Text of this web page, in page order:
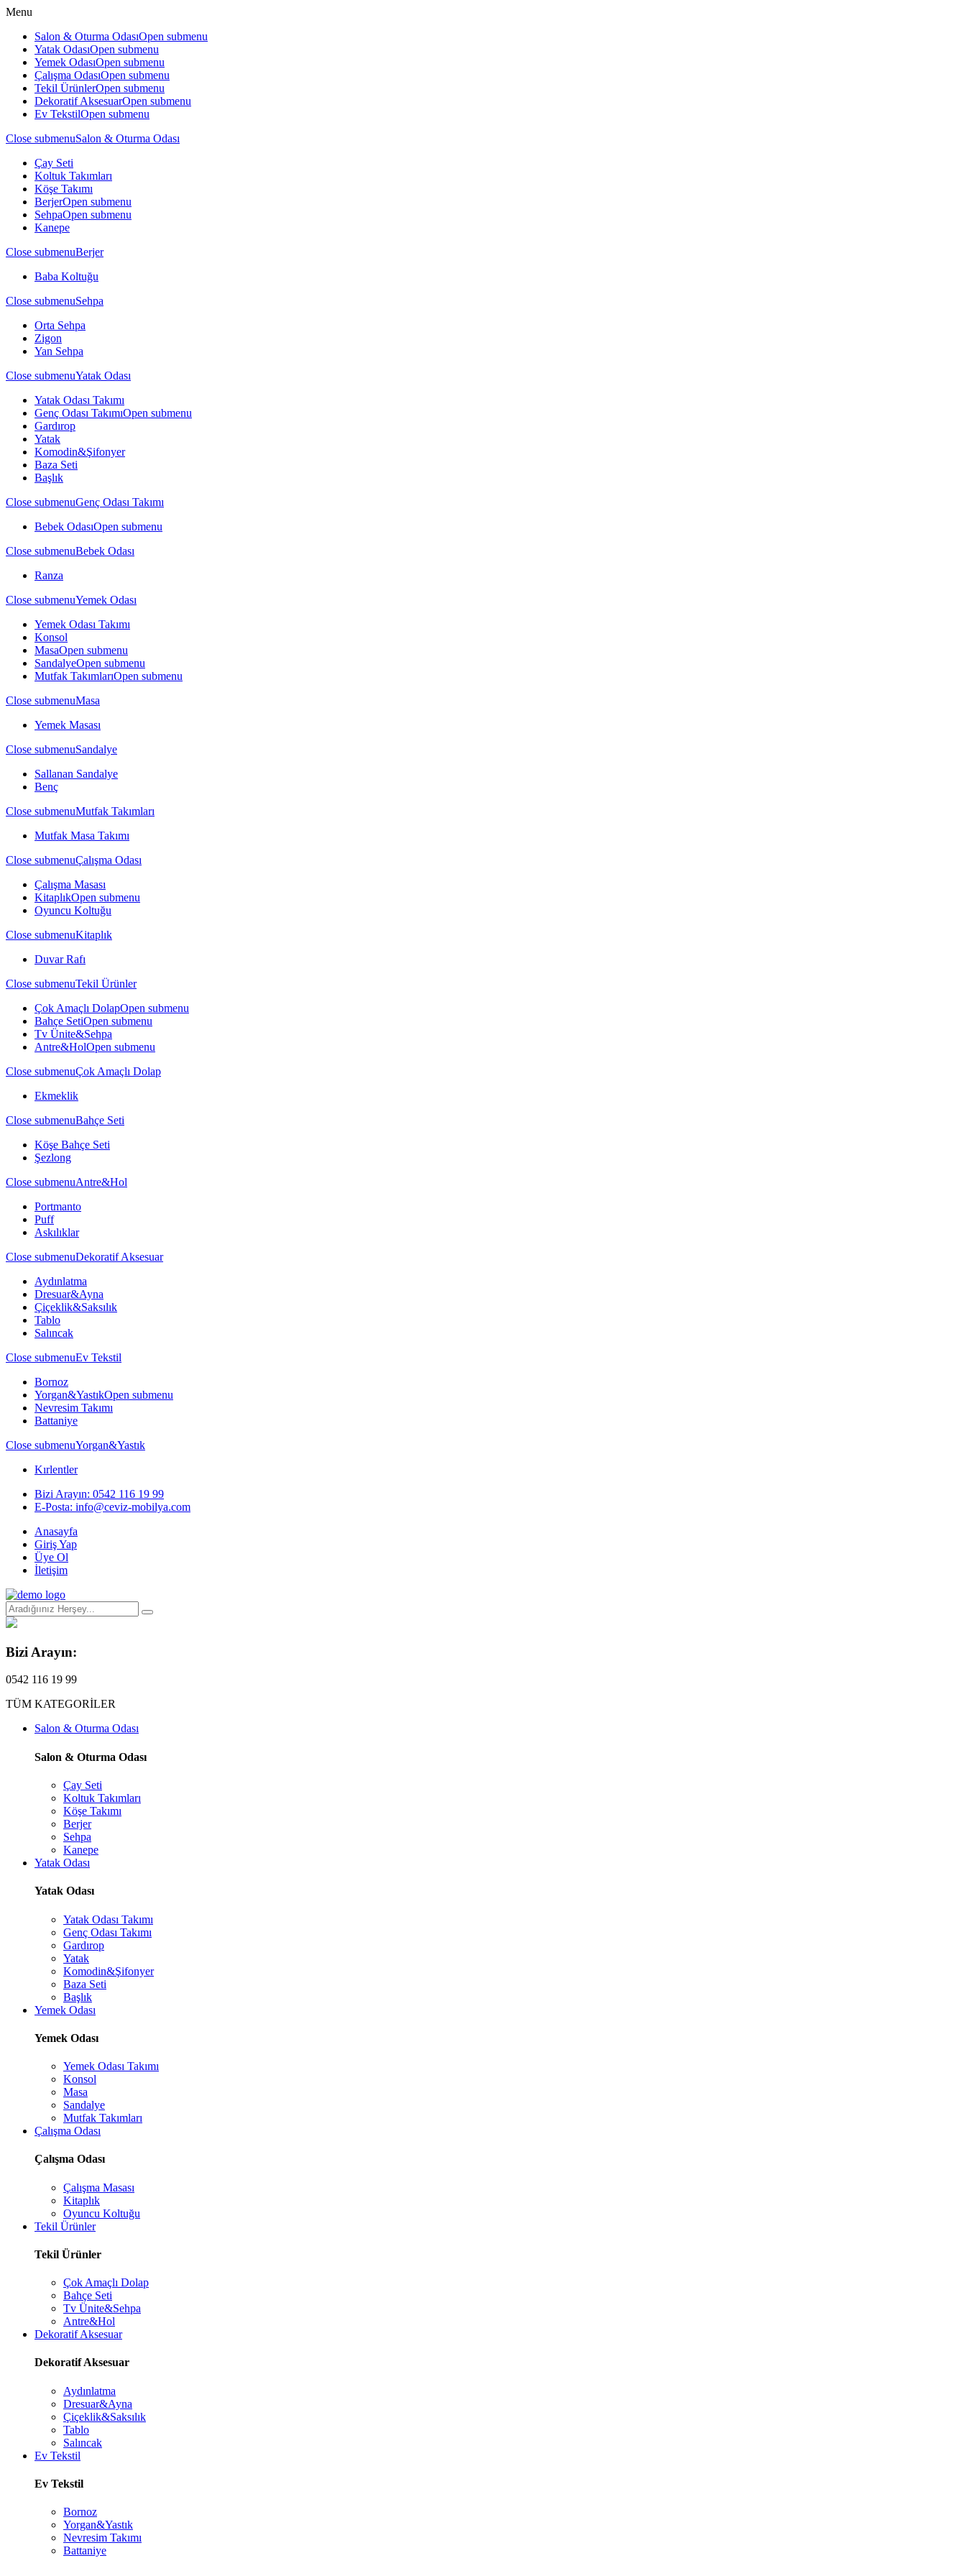
Menu
Salon & Oturma OdasıOpen submenu
Yatak OdasıOpen submenu
Yemek OdasıOpen submenu
Çalışma OdasıOpen submenu
Tekil ÜrünlerOpen submenu
Dekoratif AksesuarOpen submenu
Ev TekstilOpen submenu
Close submenuSalon & Oturma Odası
Çay Seti
Koltuk Takımları
Köşe Takımı
BerjerOpen submenu
SehpaOpen submenu
Kanepe
Close submenuBerjer
Baba Koltuğu
Close submenuSehpa
Orta Sehpa
Zigon
Yan Sehpa
Close submenuYatak Odası
Yatak Odası Takımı
Genç Odası TakımıOpen submenu
Gardırop
Yatak
Komodin&Şifonyer
Baza Seti
Başlık
Close submenuGenç Odası Takımı
Bebek OdasıOpen submenu
Close submenuBebek Odası
Ranza
Close submenuYemek Odası
Yemek Odası Takımı
Konsol
MasaOpen submenu
SandalyeOpen submenu
Mutfak TakımlarıOpen submenu
Close submenuMasa
Yemek Masası
Close submenuSandalye
Sallanan Sandalye
Benç
Close submenuMutfak Takımları
Mutfak Masa Takımı
Close submenuÇalışma Odası
Çalışma Masası
KitaplıkOpen submenu
Oyuncu Koltuğu
Close submenuKitaplık
Duvar Rafı
Close submenuTekil Ürünler
Çok Amaçlı DolapOpen submenu
Bahçe SetiOpen submenu
Tv Ünite&Sehpa
Antre&HolOpen submenu
Close submenuÇok Amaçlı Dolap
Ekmeklik
Close submenuBahçe Seti
Köşe Bahçe Seti
Şezlong
Close submenuAntre&Hol
Portmanto
Puff
Askılıklar
Close submenuDekoratif Aksesuar
Aydınlatma
Dresuar&Ayna
Çiçeklik&Saksılık
Tablo
Salıncak
Close submenuEv Tekstil
Bornoz
Yorgan&YastıkOpen submenu
Nevresim Takımı
Battaniye
Close submenuYorgan&Yastık
Kırlentler
Bizi Arayın: 0542 116 19 99
E-Posta: info@ceviz-mobilya.com
Anasayfa
Giriş Yap
Üye Ol
İletişim
Bizi Arayın:
0542 116 19 99
TÜM KATEGORİLER
Salon & Oturma Odası
Salon & Oturma Odası
Çay Seti
Koltuk Takımları
Köşe Takımı
Berjer
Sehpa
Kanepe
Yatak Odası
Yatak Odası
Yatak Odası Takımı
Genç Odası Takımı
Gardırop
Yatak
Komodin&Şifonyer
Baza Seti
Başlık
Yemek Odası
Yemek Odası
Yemek Odası Takımı
Konsol
Masa
Sandalye
Mutfak Takımları
Çalışma Odası
Çalışma Odası
Çalışma Masası
Kitaplık
Oyuncu Koltuğu
Tekil Ürünler
Tekil Ürünler
Çok Amaçlı Dolap
Bahçe Seti
Tv Ünite&Sehpa
Antre&Hol
Dekoratif Aksesuar
Dekoratif Aksesuar
Aydınlatma
Dresuar&Ayna
Çiçeklik&Saksılık
Tablo
Salıncak
Ev Tekstil
Ev Tekstil
Bornoz
Yorgan&Yastık
Nevresim Takımı
Battaniye